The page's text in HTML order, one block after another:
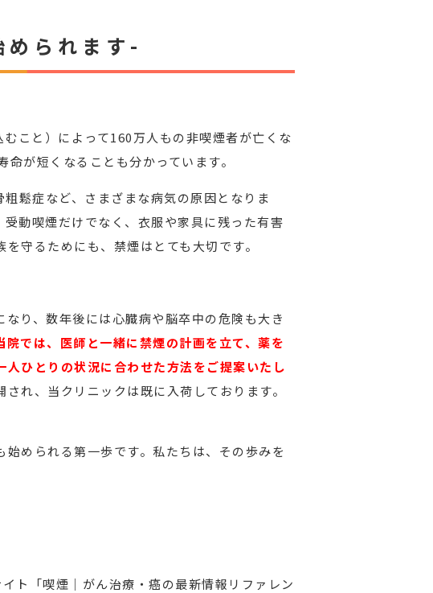
られます-
こと）によって160万人もの非喫煙者が亡くな
が短くなることも分かっています。
鬆症など、さまざまな病気の原因となりま
動喫煙だけでなく、衣服や家具に残った有害
守るためにも、禁煙はとても大切です。
り、数年後には心臓病や脳卒中の危険も大き
院では、医師と一緒に禁煙の計画を立て、薬を
ひとりの状況に合わせた方法をご提案いたし
れ、当クリニックは既に入荷しております。
められる第一歩です。私たちは、その歩みを
ト「喫煙｜がん治療・癌の最新情報リファレン